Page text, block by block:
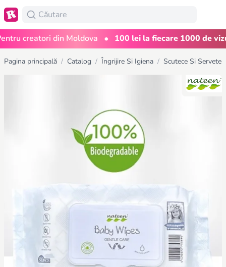
creatori din Moldova • 100 lei la fiecare 1000 de
Pagina principală / Catalog / Îngrijire Si Igiena / Scutece Si